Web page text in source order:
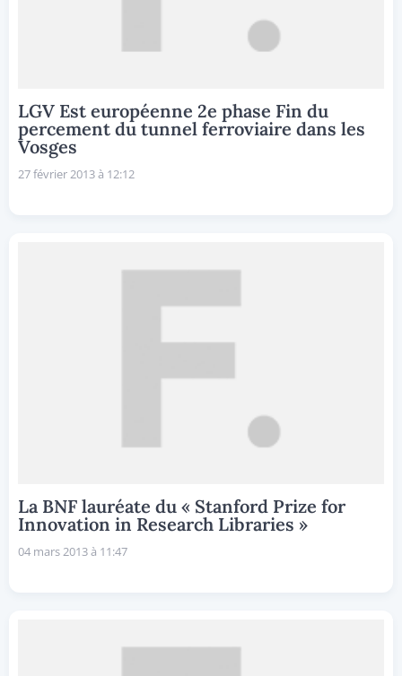
LGV Est européenne 2e phase Fin du
percement du tunnel ferroviaire dans les
Vosges
27 février 2013 à 12:12
La BNF lauréate du « Stanford Prize for
Innovation in Research Libraries »
04 mars 2013 à 11:47